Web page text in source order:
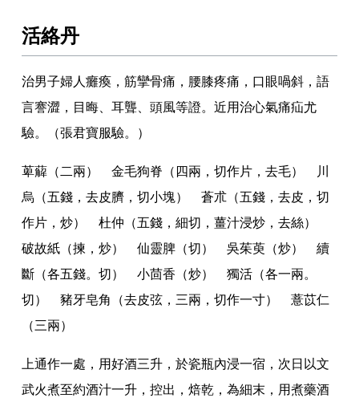
活絡丹
治男子婦人癱瘓 ，筋攣骨痛 ， 腰膝疼痛 ， 口眼喎斜 ，語
言謇澀 ， 目晦 、耳聾 、頭風等證。近用治心氣痛疝尤
驗。 （張君寶服驗。 ）
萆薢（二兩） 金毛狗脊（四兩 ，切作片 ，去毛） 川
烏（五錢 ，去皮臍 ，切小塊） 蒼朮（五錢 ，去皮 ，切
作片 ，炒） 杜仲（五錢 ，細切 ，薑汁浸炒 ，去絲）
破故紙（揀 ，炒） 仙靈脾（切） 吳茱萸（炒） 續
斷（各五錢。切） 小茴香（炒） 獨活（各一兩。
切） 豬牙皂角（去皮弦 ， 三兩 ，切作一寸） 薏苡仁
（三兩）
上通作一處 ， 用好酒三升 ，於瓷瓶內浸一宿 ， 次日以文
武火煮至約酒汁一升 ，控出 ，焙乾 ，為細末 ， 用煮藥酒